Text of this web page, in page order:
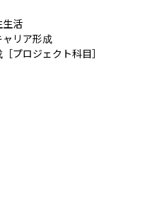
生活
ャリア形成
プロジェクト科目］